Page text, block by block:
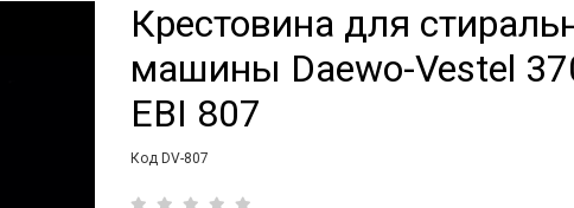
Крестовина для
машины Daewo-Vestel
EBI 807
Код DV-807